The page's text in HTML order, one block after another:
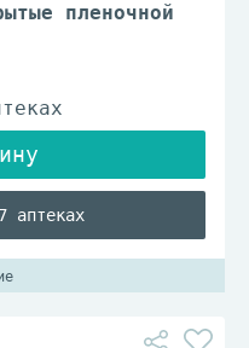
пленочной
аптеках